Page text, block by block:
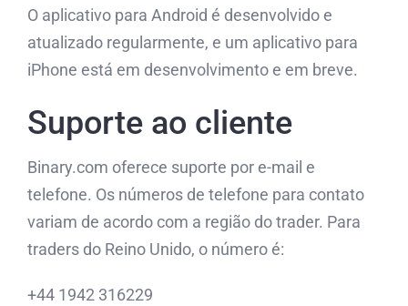
O aplicativo para Android é desenvolvido e
atualizado regularmente, e um aplicativo para
iPhone está em desenvolvimento e em breve.
Suporte ao cliente
Binary.com oferece suporte por e-mail e
telefone. Os números de telefone para contato
variam de acordo com a região do trader. Para
traders do Reino Unido, o número é:
+44 1942 316229